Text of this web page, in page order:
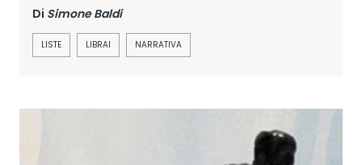
Di Simone Baldi
LISTE LIBRAI NARRATIVA